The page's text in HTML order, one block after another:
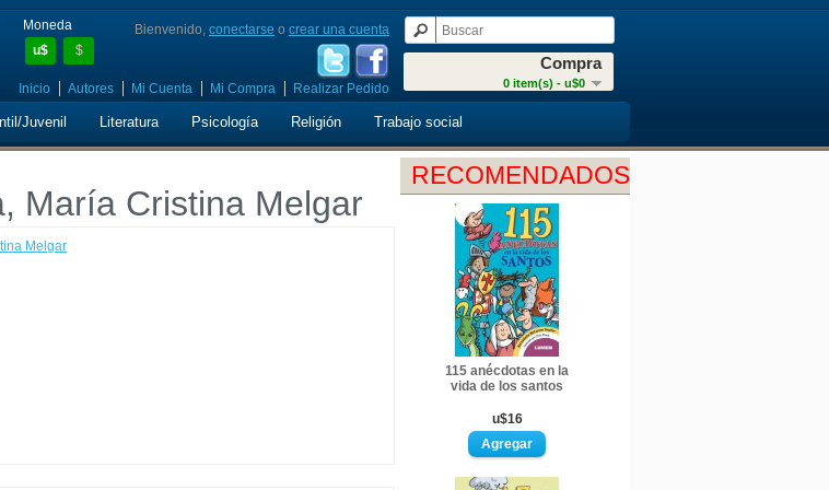
Moneda
u$
$
Compra
0 item(s) - u$0
Bienvenido, conectarse o crear una cuenta
Inicio Autores Mi Cuenta Mi Compra Realizar Pedido
Juvenil Literatura Psicología Religión Trabajo social
RECOMENDADOS
115 anécdotas en la
vida de los santos
u$16
María Cristina Melgar
Melgar